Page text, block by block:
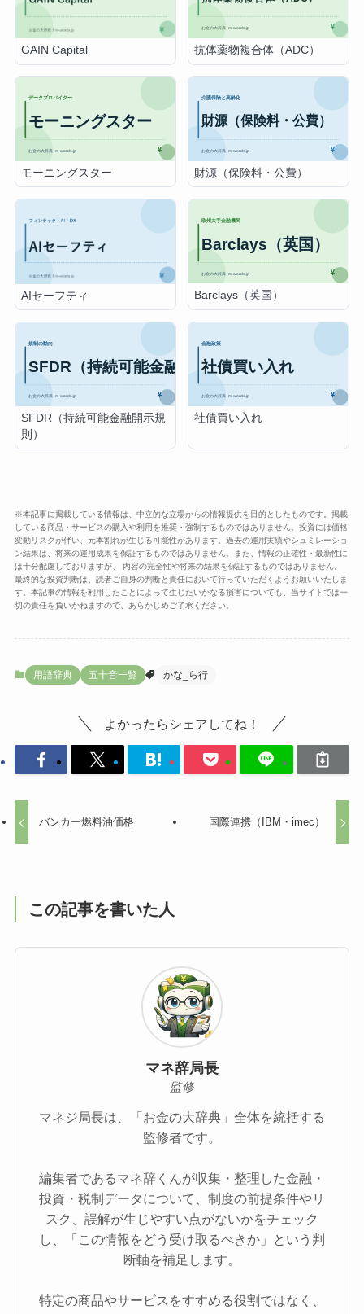
GAIN Capital 抗体薬物複合体（ADC）
モーニングスター 財源（保険料・公費）
AIセーフティ Barclays（英国）
SFDR（持続可能金融開示規
則）
社債買い入れ
※本記事に掲載している情報は、中立的な立場からの情報提供を目的としたものです。掲載
している商品・サービスの購入や利用を推奨・強制するものではありません。投資には価格
変動リスクが伴い、元本割れが生じる可能性があります。過去の運用実績やシュミレーショ
ン結果は、将来の運用成果を保証するものではありません。また、情報の正確性・最新性に
は十分配慮しておりますが、 内容の完全性や将来の結果を保証するものではありません。
最終的な投資判断は、読者ご自身の判断と責任において行っていただくようお願いいたしま
す。本記事の情報を利用したことによって生じたいかなる損害についても、当サイトでは一
切の責任を負いかねますので、あらかじめご了承ください。
用語辞典 五十音一覧 かな_ら行
よかったらシェアしてね！
バンカー燃料油価格 国際連携（IBM・imec）
この記事を書いた人
マネ辞局長
監修
マネジ局長は、「お金の大辞典」全体を統括する
監修者です。
編集者であるマネ辞くんが収集・整理した金融・
投資・税制データについて、制度の前提条件やリ
スク、誤解が生じやすい点がないかをチェック
し、「この情報をどう受け取るべきか」という判
断軸を補足します。
特定の商品やサービスをすすめる役割ではなく、